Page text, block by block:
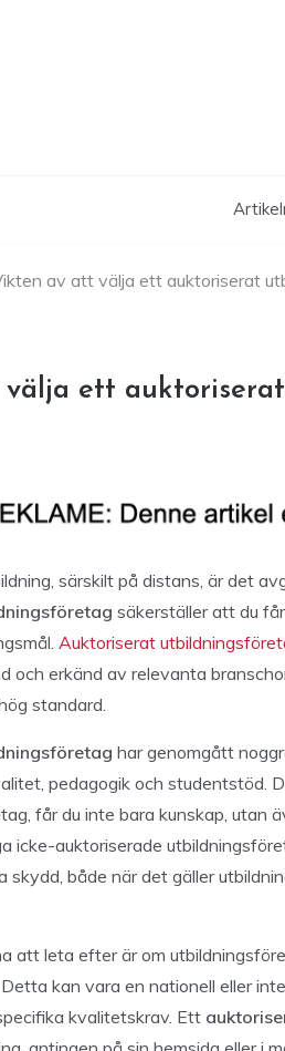
av att välja ett auktoriserat
ett
särskilt på distans, är det
säkerställer att du
Auktoriserat
och erkänd av relevanta
standard.
har genomgått
pedagogik och studentstöd.
får du inte bara kunskap, utan
icke-auktoriserade
skydd, både när det gäller
att leta efter är om
kan vara en nationell eller
kvalitetskrav. Ett